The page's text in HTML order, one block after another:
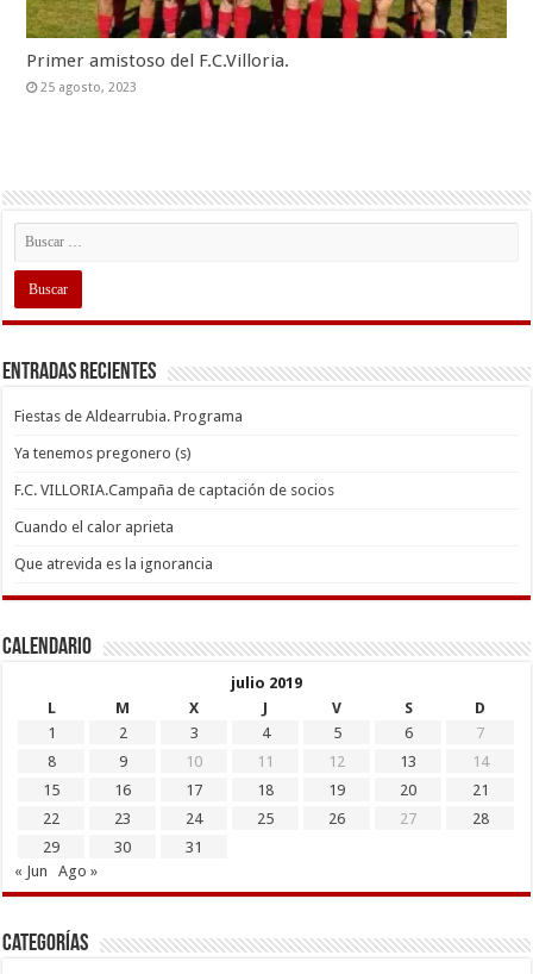
Primer amistoso del F.C.Villoria.
25 agosto, 2023
Entradas recientes
Fiestas de Aldearrubia. Programa
Ya tenemos pregonero (s)
F.C. VILLORIA.Campaña de captación de socios
Cuando el calor aprieta
Que atrevida es la ignorancia
Calendario
julio 2019
L
M X J V S
D
1
2 3 4 5 6
7
8
9 10 11 12 13
14
15
16 17 18 19 20
21
22
23 24 25 26 27
28
29
30
31
« Jun
Ago »
Categorías